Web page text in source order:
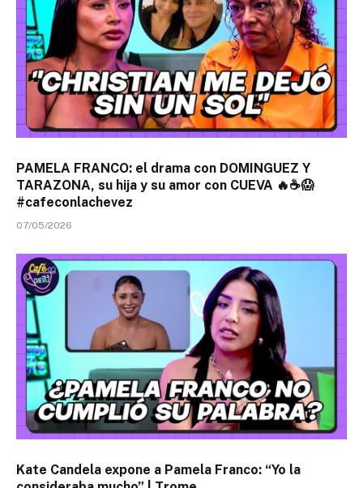
PAMELA FRANCO: el drama con DOMINGUEZ Y
TARAZONA, su hija y su amor con CUEVA 🔥☕😱
#cafeconlachevez
07/05/2026
Kate Candela expone a Pamela Franco: “Yo la